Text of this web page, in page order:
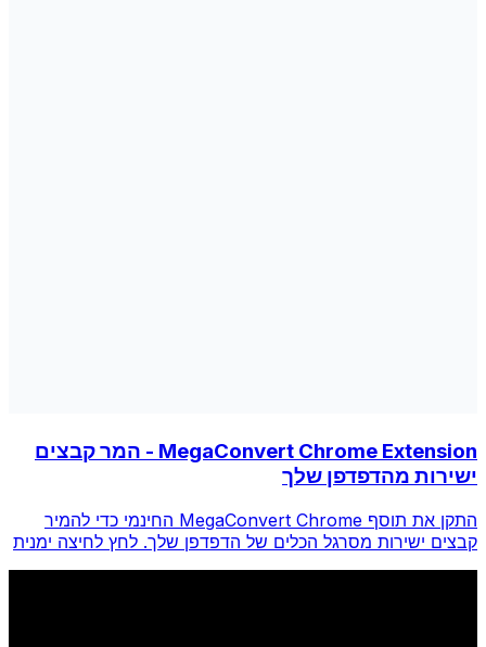
MegaConvert Chrome Extension - המר קבצים
ישירות מהדפדפן שלך
התקן את תוסף MegaConvert Chrome החינמי כדי להמיר
קבצים ישירות מסרגל הכלים של הדפדפן שלך. לחץ לחיצה ימנית